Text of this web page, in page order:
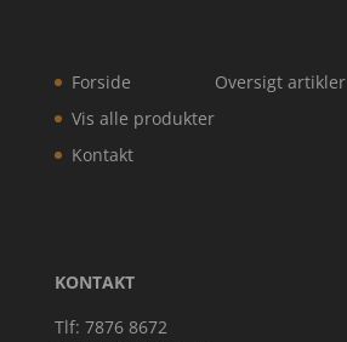
Forside
Vis alle produkter
Kontakt
Oversigt artikler
KONTAKT
Tlf: 7876 8672